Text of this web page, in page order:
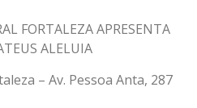
FORTALEZA APRESENTA
ALELUIA
– Av. Pessoa Anta, 287